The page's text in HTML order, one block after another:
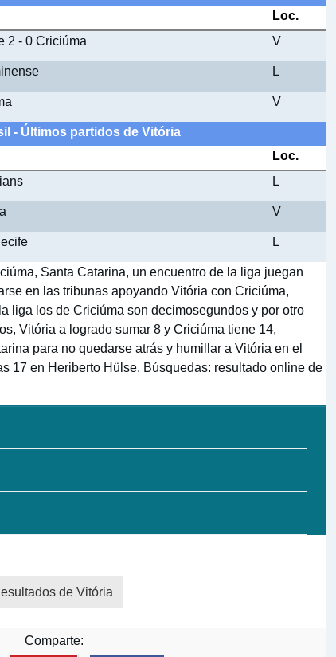
Loc.
2 - 0 Criciúma V
L
V
- Últimos partidos de Vitória
Loc.
L
V
L
Santa Catarina, un encuentro de la liga juegan
en las tribunas apoyando Vitória con Criciúma,
liga los de Criciúma son decimosegundos y por otro
Vitória a logrado sumar 8 y Criciúma tiene 14,
para no quedarse atrás y humillar a Vitória en el
17 en Heriberto Hülse, Búsquedas: resultado online de
de Vitória
Comparte: